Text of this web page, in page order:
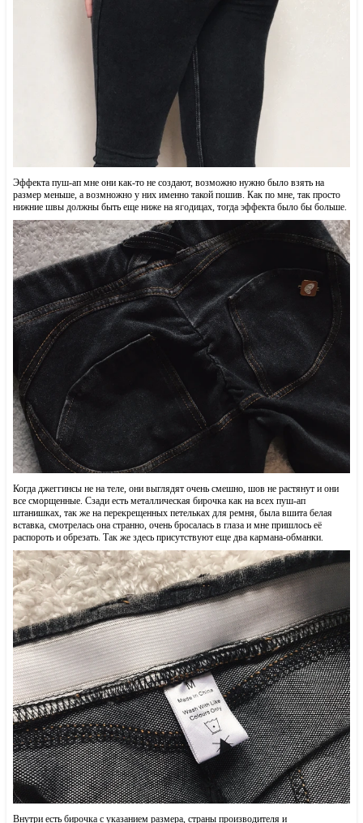
Эффекта пуш-ап мне они как-то не создают, возможно нужно было взять на
размер меньше, а возмножно у них именно такой пошив. Как по мне, так просто
нижние швы должны быть еще ниже на ягодицах, тогда эффекта было бы больше.
Когда джеггинсы не на теле, они выглядят очень смешно, шов не растянут и они
все сморщенные. Сзади есть металлическая бирочка как на всех пуш-ап
штанишках, так же на перекрещенных петельках для ремня, была вшита белая
вставка, смотрелась она странно, очень бросалась в глаза и мне пришлось её
распороть и обрезать. Так же здесь присутствуют еще два кармана-обманки.
Внутри есть бирочка с указанием размера, страны производителя и